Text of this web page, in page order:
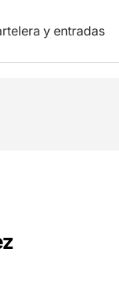
y entradas